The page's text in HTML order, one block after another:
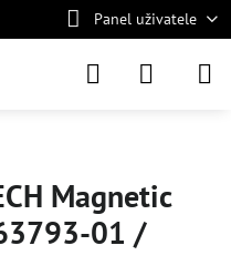
Panel uživatele
Magnetic
01 /